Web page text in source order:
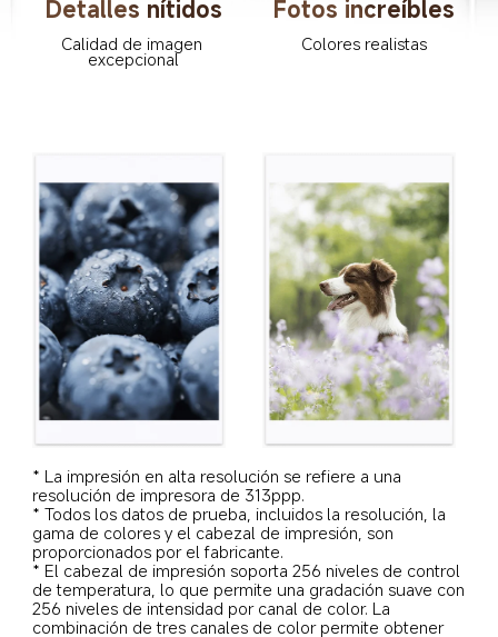
Detalles nítidos
Calidad de imagen
excepcional
Fotos increíbles
Colores realistas
* La impresión en alta resolución se refiere a una
resolución de impresora de 313ppp.
* Todos los datos de prueba, incluidos la resolución, la
gama de colores y el cabezal de impresión, son
proporcionados por el fabricante.
* El cabezal de impresión soporta 256 niveles de control
de temperatura, lo que permite una gradación suave con
256 niveles de intensidad por canal de color. La
combinación de tres canales de color permite obtener